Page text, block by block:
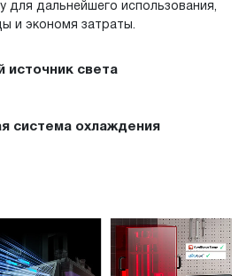
для дальнейшего использования,
и экономя затраты.
источник света
система охлаждения